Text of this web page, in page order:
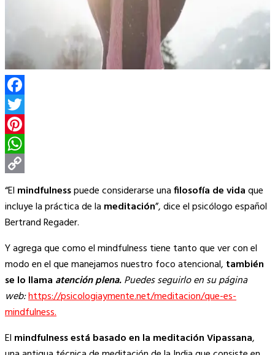
Facebook
Twitter
Pinterest
WhatsApp
Copy
Link
“El mindfulnesspuede considerarse unafilosofía de vidaque
incluye la práctica de la meditación”, dice el psicólogo español
Bertrand Regader.
Y agrega que como el mindfulness tiene tanto que ver con el
modo en el que manejamos nuestro foco atencional, también
se lo llama atención plena.Puedes seguirlo en su página
web:https://psicologiaymente.net/meditacion/que-es-
mindfulness.
El mindfulness está basado en la meditación Vipassana,